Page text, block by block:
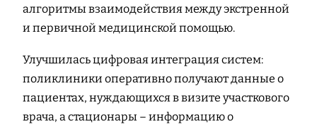
алгоритмы взаимодействия между экстренной
и первичной медицинской помощью.
Улучшилась цифровая интеграция систем:
поликлиники оперативно получают данные о
пациентах, нуждающихся в визите участкового
врача, а стационары – информацию о